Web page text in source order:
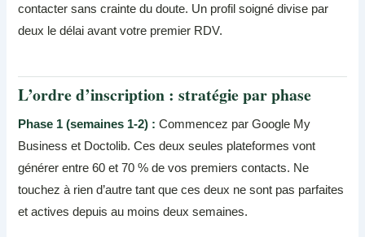
contacter sans crainte du doute. Un profil soigné divise par
deux le délai avant votre premier RDV.
L’ordre d’inscription : stratégie par phase
Phase 1 (semaines 1-2) : Commencez par Google My
Business et Doctolib. Ces deux seules plateformes vont
générer entre 60 et 70 % de vos premiers contacts. Ne
touchez à rien d’autre tant que ces deux ne sont pas parfaites
et actives depuis au moins deux semaines.